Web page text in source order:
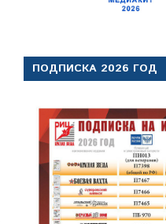
ПОДПИСКА 2026 ГОД